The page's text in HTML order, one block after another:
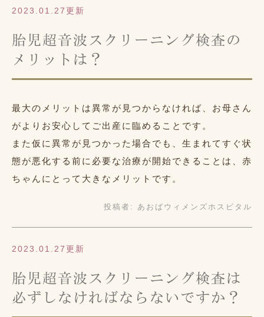
2023.01.27更新
胎児超音波スクリーニング検査の
メリットは？
最大のメリットは異常が見つからなければ、お母さん
がよりお安心してご出産に臨めることです。
また仮に異常が見つかった場合でも、生まれてすぐ状
態が悪化する前に必要な治療が開始できることは、赤
ちゃんにとって大きなメリットです。
投稿者: あおばウィメンズホスピタル
2023.01.27更新
胎児超音波スクリーニング検査は
必ずしなければならないですか？